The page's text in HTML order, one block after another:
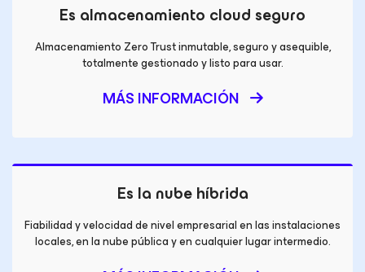
Es almacenamiento cloud seguro
Almacenamiento Zero Trust inmutable, seguro y asequible,
totalmente gestionado y listo para usar.
MÁS INFORMACIÓN
Es la nube híbrida
Fiabilidad y velocidad de nivel empresarial en las instalaciones
locales, en la nube pública y en cualquier lugar intermedio.